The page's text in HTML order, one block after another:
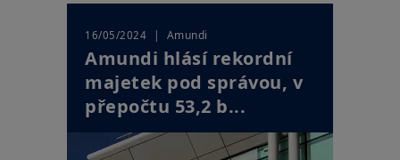
českými právními předpisy a podmínkami přístupu k těmto
webovým stránkám, které naleznete v Právním upozornění
Vstupem na naše webové stránky potvrzujete, že jste se s
těmito podmínkami přístupu seznámili a že s nimi souhlasíte.
16/05/2024 | Amundi
Amundi hlásí rekordní
majetek pod správou, v
přepočtu 53,2 b...